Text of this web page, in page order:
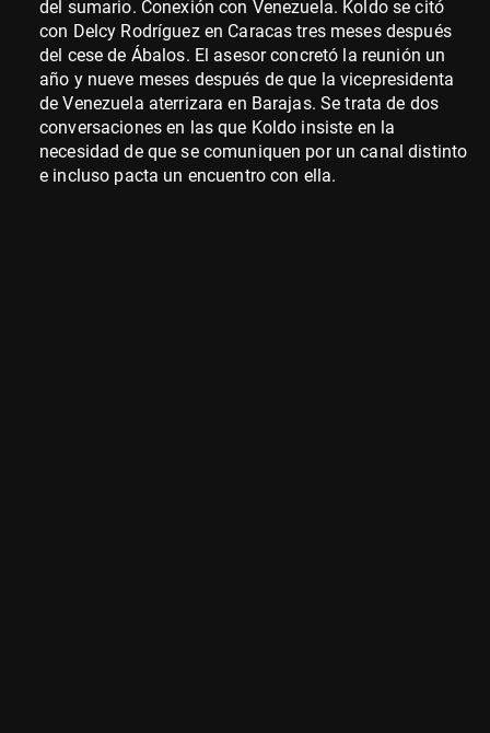
del sumario. Conexión con Venezuela. Koldo se citó
con Delcy Rodríguez en Caracas tres meses después
del cese de Ábalos. El asesor concretó la reunión un
año y nueve meses después de que la vicepresidenta
de Venezuela aterrizara en Barajas. Se trata de dos
conversaciones en las que Koldo insiste en la
necesidad de que se comuniquen por un canal distinto
e incluso pacta un encuentro con ella.